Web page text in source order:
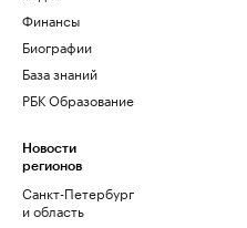
Финансы
Биографии
База знаний
РБК Образование
Новости
регионов
Санкт-Петербург
и область